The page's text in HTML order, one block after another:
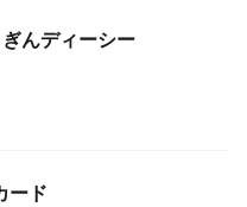
んディーシー
ード